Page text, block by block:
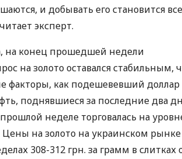
и добывать его становится
эксперт.
на конец прошедшей недели
на золото оставался стабильным,
факторы, как подешевевший доллар
поднявшиеся за последние два
неделе торговалась на
Цены на золото на украинском рынке
308-312 грн. за грамм в слитках